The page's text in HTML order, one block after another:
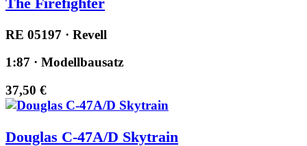
RE 05197 · Revell
1:87 · Modellbausatz
37,50 €
Douglas C-47A/D Skytrain